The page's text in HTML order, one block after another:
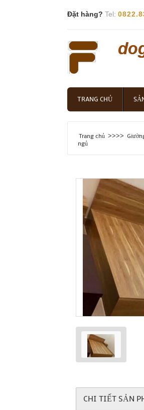
Đặt hàng? Tel:
TRANG CHỦ
Trang chủ >>>>
ngủ
CHI TIẾT SẢN